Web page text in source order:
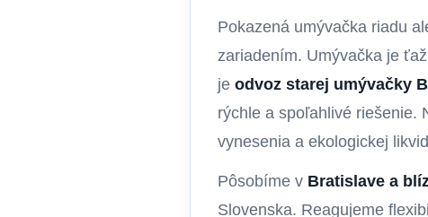
Pokazená umývačka riadu
zariadením. Umývačka je
je odvoz starej umývačky
rýchle a spoľahlivé riešenie.
vynesenia a ekologickej
Pôsobíme v Bratislave a
Slovenska. Reagujeme